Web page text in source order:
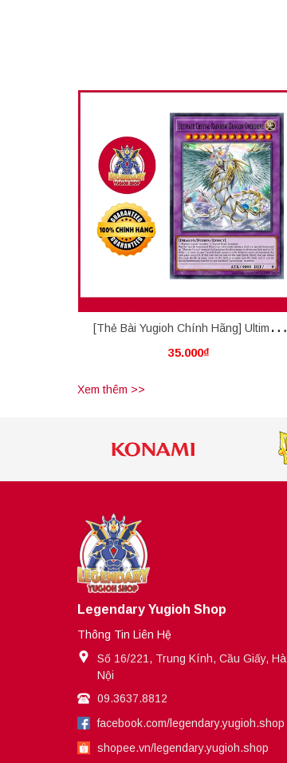
[Thẻ Bài Yugioh Chính Hãng] Ultimate
Crystal Rainbow Dragon Overdrive
35.000₫
Xem thêm >>
Legendary Yugioh Shop
Thông Tin Liên Hệ
Số 16/221, Trung Kính, Cầu Giấy, Hà
Nội
09.3637.8812
facebook.com/legendary.yugioh.shop
shopee.vn/legendary.yugioh.shop